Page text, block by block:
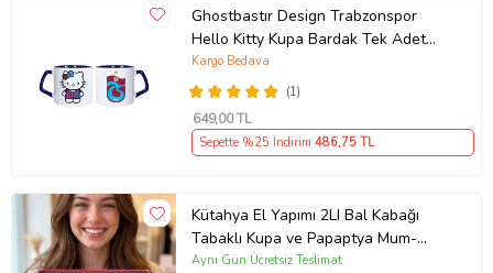
Ghostbastır Design Trabzonspor
Hello Kitty Kupa Bardak Tek Adet
089
(1)
Kargo Bedava
649,00 TL
Sepette %25 İndirim 486,75 TL
Kütahya El Yapımı 2LI Bal Kabağı
Tabaklı Kupa ve Papaptya Mum-
Papatya ve Mor Kurdela Desenli
Aynı Gün Ücretsiz Teslimat